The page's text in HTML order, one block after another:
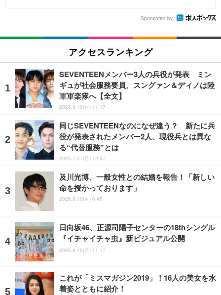
Sponsored by
アクセスランキング
SEVENTEENメンバー3人の兵役が発表 ミン
ギュが社会服務要員、スングァン＆ディノは陸
軍軍楽隊へ【全文】
2026.8.10(月) 11:17
同じSEVENTEENなのになぜ違う？ 新たに兵
役が発表されたメンバー2人、現役兵とは異な
る“代替服務”とは
2026.7.27(月) 12:47
及川光博、一般女性との結婚を報告！「新しい
命を授かっております」
2026.8.10(月) 8:48
日向坂46、正源司陽子センターの18thシングル
『イチャイチャ虫』新ビジュアル公開
2026.8.10(月) 11:17
これが「ミスマガジン2019」！16人の美女を水
着姿とともに紹介！